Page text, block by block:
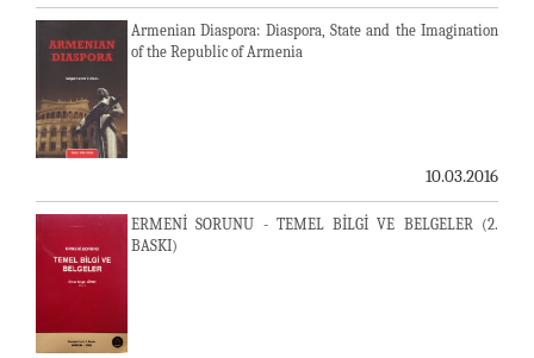
Armenian Diaspora: Diaspora, State and the Imagination
of the Republic of Armenia
10.03.2016
ERMENİ SORUNU - TEMEL BİLGİ VE BELGELER (2.
BASKI)